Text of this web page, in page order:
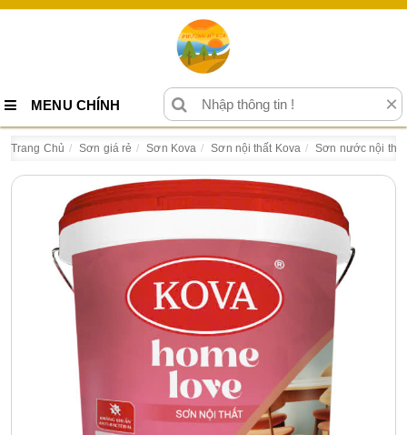
MENU CHÍNH ×
Trang Chủ Sơn giá rẻ Sơn Kova Sơn nội thất Kova Sơn nước nội thất